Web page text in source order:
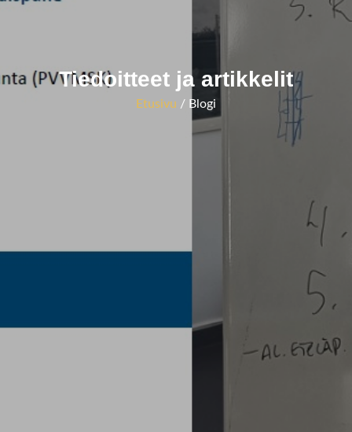
Tiedoitteet ja artikkelit
Etusivu / Blogi